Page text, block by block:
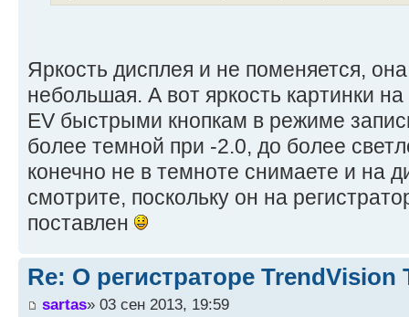
Яркость дисплея и не поменяется,
небольшая. А вот яркость картинки
EV быстрыми кнопкам в режиме
более темной при -2.0, до более
конечно не в темноте снимаете и на
смотрите, поскольку он на
поставлен
Re: О регистраторе TrendVision
sartas» 03 сен 2013, 19:59